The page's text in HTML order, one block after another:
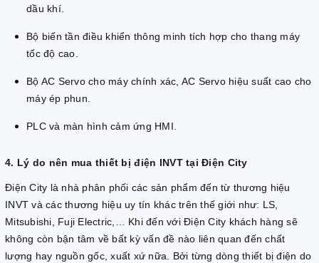
dầu khí.
Bộ biến tần điều khiển thông minh tích hợp cho thang máy
tốc độ cao.
Bộ AC Servo cho máy chính xác, AC Servo hiệu suất cao cho
máy ép phun.
PLC và màn hình cảm ứng HMI.
4. Lý do nên mua thiết bị điện INVT tại Điện City
Điện City là nhà phân phối các sản phẩm đến từ thương hiệu
INVT và các thương hiệu uy tín khác trên thế giới như: LS,
Mitsubishi, Fuji Electric,… Khi đến với Điện City khách hàng sẽ
không còn bận tâm về bất kỳ vấn đề nào liên quan đến chất
lượng hay nguồn gốc, xuất xứ nữa. Bởi từng dòng thiết bị điện do